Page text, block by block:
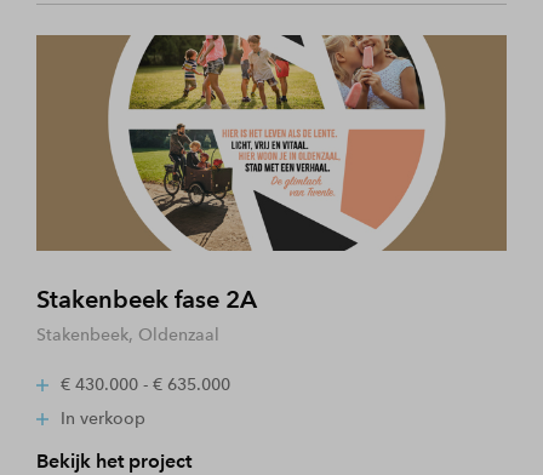
Stakenbeek fase 2A
Stakenbeek, Oldenzaal
€ 430.000 - € 635.000
In verkoop
Bekijk het project